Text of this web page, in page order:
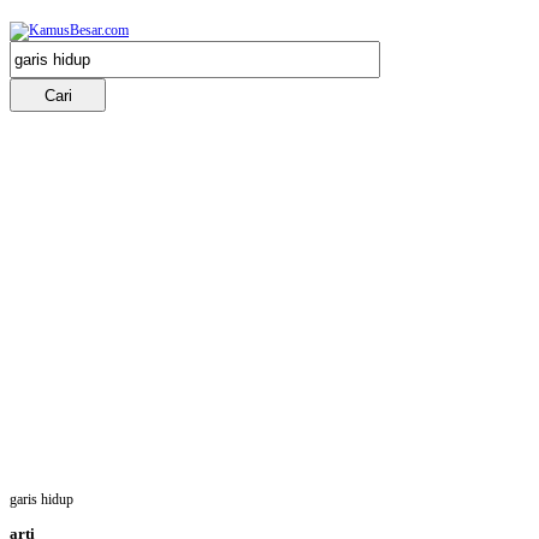
garis hidup
arti